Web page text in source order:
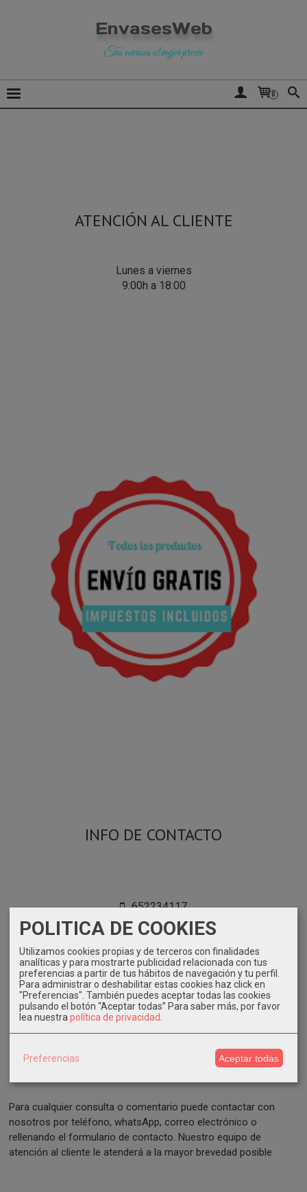
EnvasesWeb
Tus envases al mejor precio
0
ATENCIÓN AL CLIENTE
Lunes a viernes
9:00h a 18:00
INFO DE CONTACTO
--652234117
-- 652234117
....-... --info@envasesweb.com
Para cualquier consulta o comentario puede contactar con
nosotros por teléfono, whatsApp, correo electrónico o
rellenando el formulario de contacto. Nuestro equipo de
atención al cliente le atenderá a la mayor brevedad posible
POLITICA DE COOKIES
Utilizamos cookies propias y de terceros con finalidades
analíticas y para mostrarte publicidad relacionada con tus
preferencias a partir de tus hábitos de navegación y tu perfil.
Para administrar o deshabilitar estas cookies haz click en
"Preferencias". También puedes aceptar todas las cookies
pulsando el botón “Aceptar todas” Para saber más, por favor
lea nuestrapolítica de privacidad.
Preferencias Aceptar todas